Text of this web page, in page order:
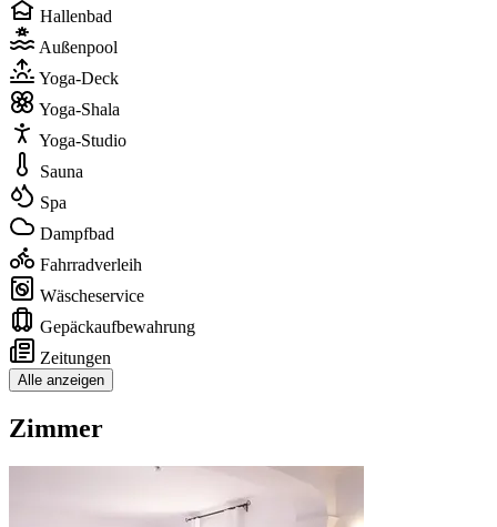
Hallenbad
Außenpool
Yoga-Deck
Yoga-Shala
Yoga-Studio
Sauna
Spa
Dampfbad
Fahrradverleih
Wäscheservice
Gepäckaufbewahrung
Zeitungen
Alle anzeigen
Zimmer